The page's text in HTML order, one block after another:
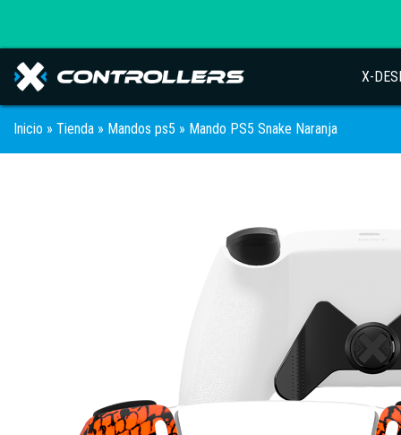
X-
Inicio » Tienda » Mandos ps5 » Mando PS5 Snake Naranja